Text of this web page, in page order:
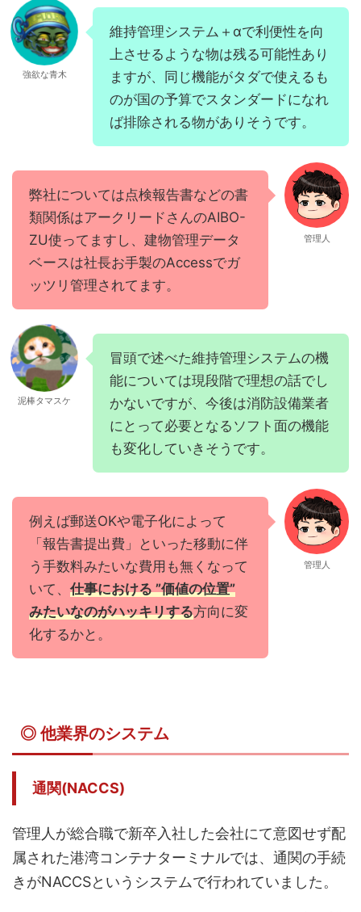
強欲な青木
維持管理システム＋αで利便性を向
上させるような物は残る可能性あり
ますが、同じ機能がタダで使えるも
のが国の予算でスタンダードになれ
ば排除される物がありそうです。
弊社については点検報告書などの書
類関係はアークリードさんのAIBO-
ZU使ってますし、建物管理データ
ベースは社長お手製のAccessでガ
ッツリ管理されてます。
管理人
泥棒タマスケ
冒頭で述べた維持管理システムの機
能については現段階で理想の話でし
かないですが、今後は消防設備業者
にとって必要となるソフト面の機能
も変化していきそうです。
例えば郵送OKや電子化によって
「報告書提出費」といった移動に伴
う手数料みたいな費用も無くなって
いて、 仕事における ”価値の位置”
みたいなのがハッキリする方向に変
化するかと。
管理人
◎ 他業界のシステム
通関(NACCS)
管理人が総合職で新卒入社した会社にて意図せず配
属された港湾コンテナターミナルでは、通関の手続
きがNACCSというシステムで行われていました。